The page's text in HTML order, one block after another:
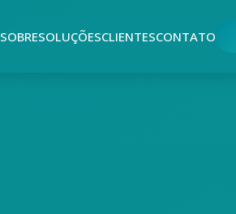
SOBRESOLUÇÕESCLIENTESCONTATO